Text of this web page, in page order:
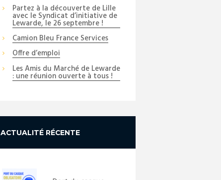
Partez à la découverte de Lille
avec le Syndicat d’initiative de
Lewarde, le 26 septembre !
Camion Bleu France Services
Offre d’emploi
Les Amis du Marché de Lewarde
: une réunion ouverte à tous !
ACTUALITÉ RÉCENTE